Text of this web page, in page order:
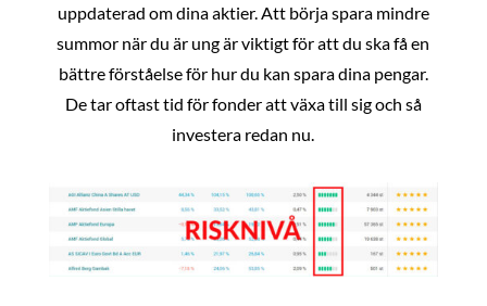
uppdaterad om dina aktier. Att börja spara mindre
summor när du är ung är viktigt för att du ska få en
bättre förståelse för hur du kan spara dina pengar.
De tar oftast tid för fonder att växa till sig och så
investera redan nu.